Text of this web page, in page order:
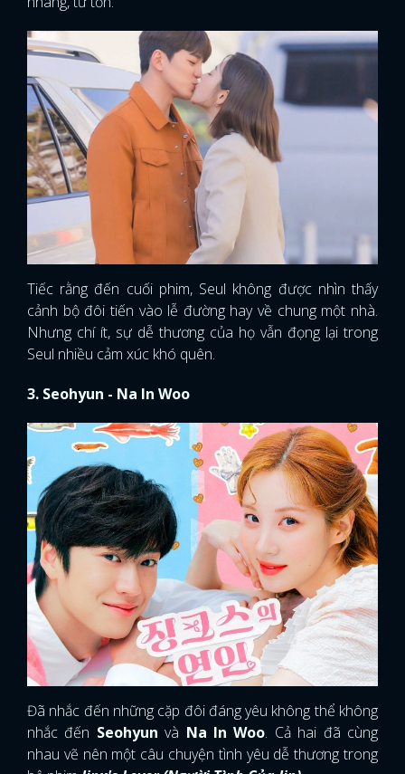
Tiếc rằng đến cuối phim, Seul không được nhìn thấy
cảnh bộ đôi tiến vào lễ đường hay về chung một nhà.
Nhưng chí ít, sự dễ thương của họ vẫn đọng lại trong
Seul nhiều cảm xúc khó quên.
3. Seohyun - Na In Woo
Đã nhắc đến những cặp đôi đáng yêu không thể không
nhắc đến Seohyun và Na In Woo. Cả hai đã cùng
nhau vẽ nên một câu chuyện tình yêu dễ thương trong